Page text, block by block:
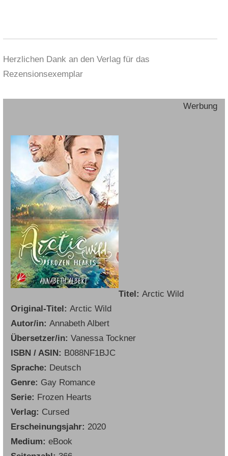
Herzlichen Dank an den Verlag für das
Rezensionsexemplar
Werbung
Titel:Arctic Wild
Original-Titel:Arctic Wild
Autor/in:Annabeth Albert
Übersetzer/in:Vanessa Tockner
ISBN / ASIN: B088NF1BJC
Sprache: Deutsch
Genre: Gay Romance
Serie: Frozen Hearts
Verlag: Cursed
Erscheinungsjahr: 2020
Medium:eBook